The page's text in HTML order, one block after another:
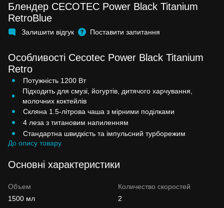
Блендер CECOTEC Power Black Titanium
RetroBlue
Залишити відгук Поставити запитання
Особливості Cecotec Power Black Titanium
Retro
Потужність 1200 Вт
Підходить для смузі, йогуртів, дитячого харчування,
молочних коктейлів
Скляна 1.5-літрова чаша з мірними поділками
4 леза з титановим напиленням
Стандартна швидкість та імпульсний турборежим
До опису товару
Основні характеристики
Объем
1500 мл
Количество скоростей
2